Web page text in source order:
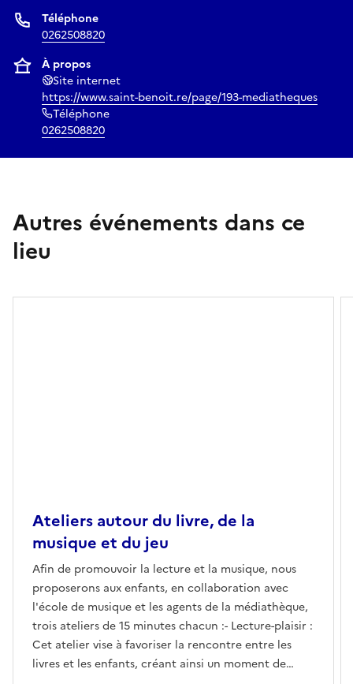
Téléphone
0262508820
À propos
Site internet
https://www.saint-benoit.re/page/193-mediatheques
Téléphone
0262508820
Autres événements dans ce
lieu
Ateliers autour du livre, de la
musique et du jeu
Afin de promouvoir la lecture et la musique, nous
proposerons aux enfants, en collaboration avec
l'école de musique et les agents de la médiathèque,
trois ateliers de 15 minutes chacun :- Lecture-plaisir :
Cet atelier vise à favoriser la rencontre entre les
livres et les enfants, créant ainsi un moment de